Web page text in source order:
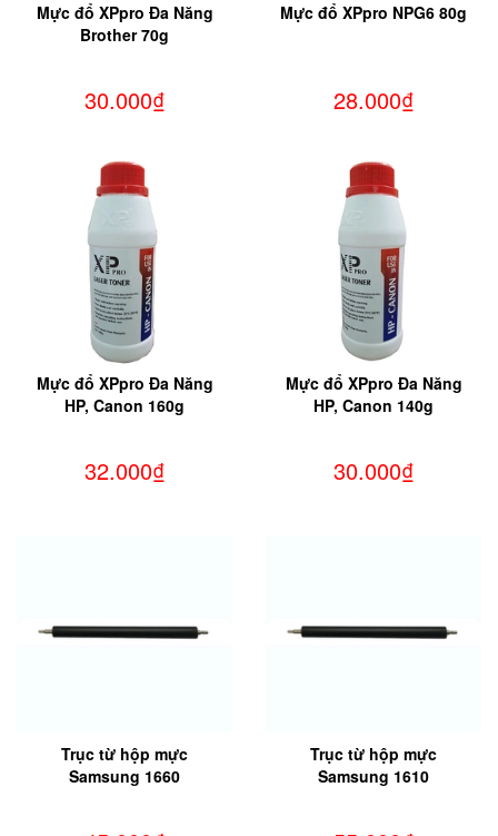
Mực đổ XPpro Đa Năng
Brother 70g
30.000₫
Mực đổ XPpro NPG6 80g
28.000₫
Mực đổ XPpro Đa Năng
HP, Canon 160g
32.000₫
Mực đổ XPpro Đa Năng
HP, Canon 140g
30.000₫
Trục từ hộp mực
Samsung 1660
Trục từ hộp mực
Samsung 1610